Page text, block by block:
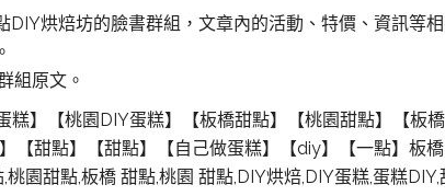
DIY烘焙坊的臉書群組，文章內的活動、特價、資訊等
組原文。
糕】【桃園DIY蛋糕】【板橋甜點】【桃園甜點】【板
【甜點】【甜點】【自己做蛋糕】【diy】【一點】板
園甜點,板橋 甜點,桃園 甜點,DIY烘焙,DIY蛋糕,蛋糕DIY,